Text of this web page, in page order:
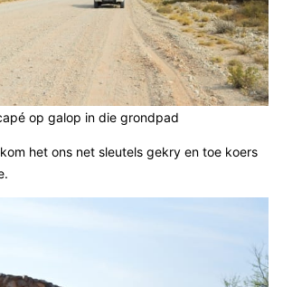
op galop in die grondpad
het ons net sleutels gekry en toe koers